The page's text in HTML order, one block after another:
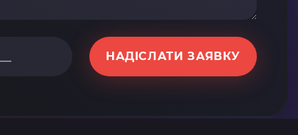
НАДІСЛАТИ ЗАЯВКУ